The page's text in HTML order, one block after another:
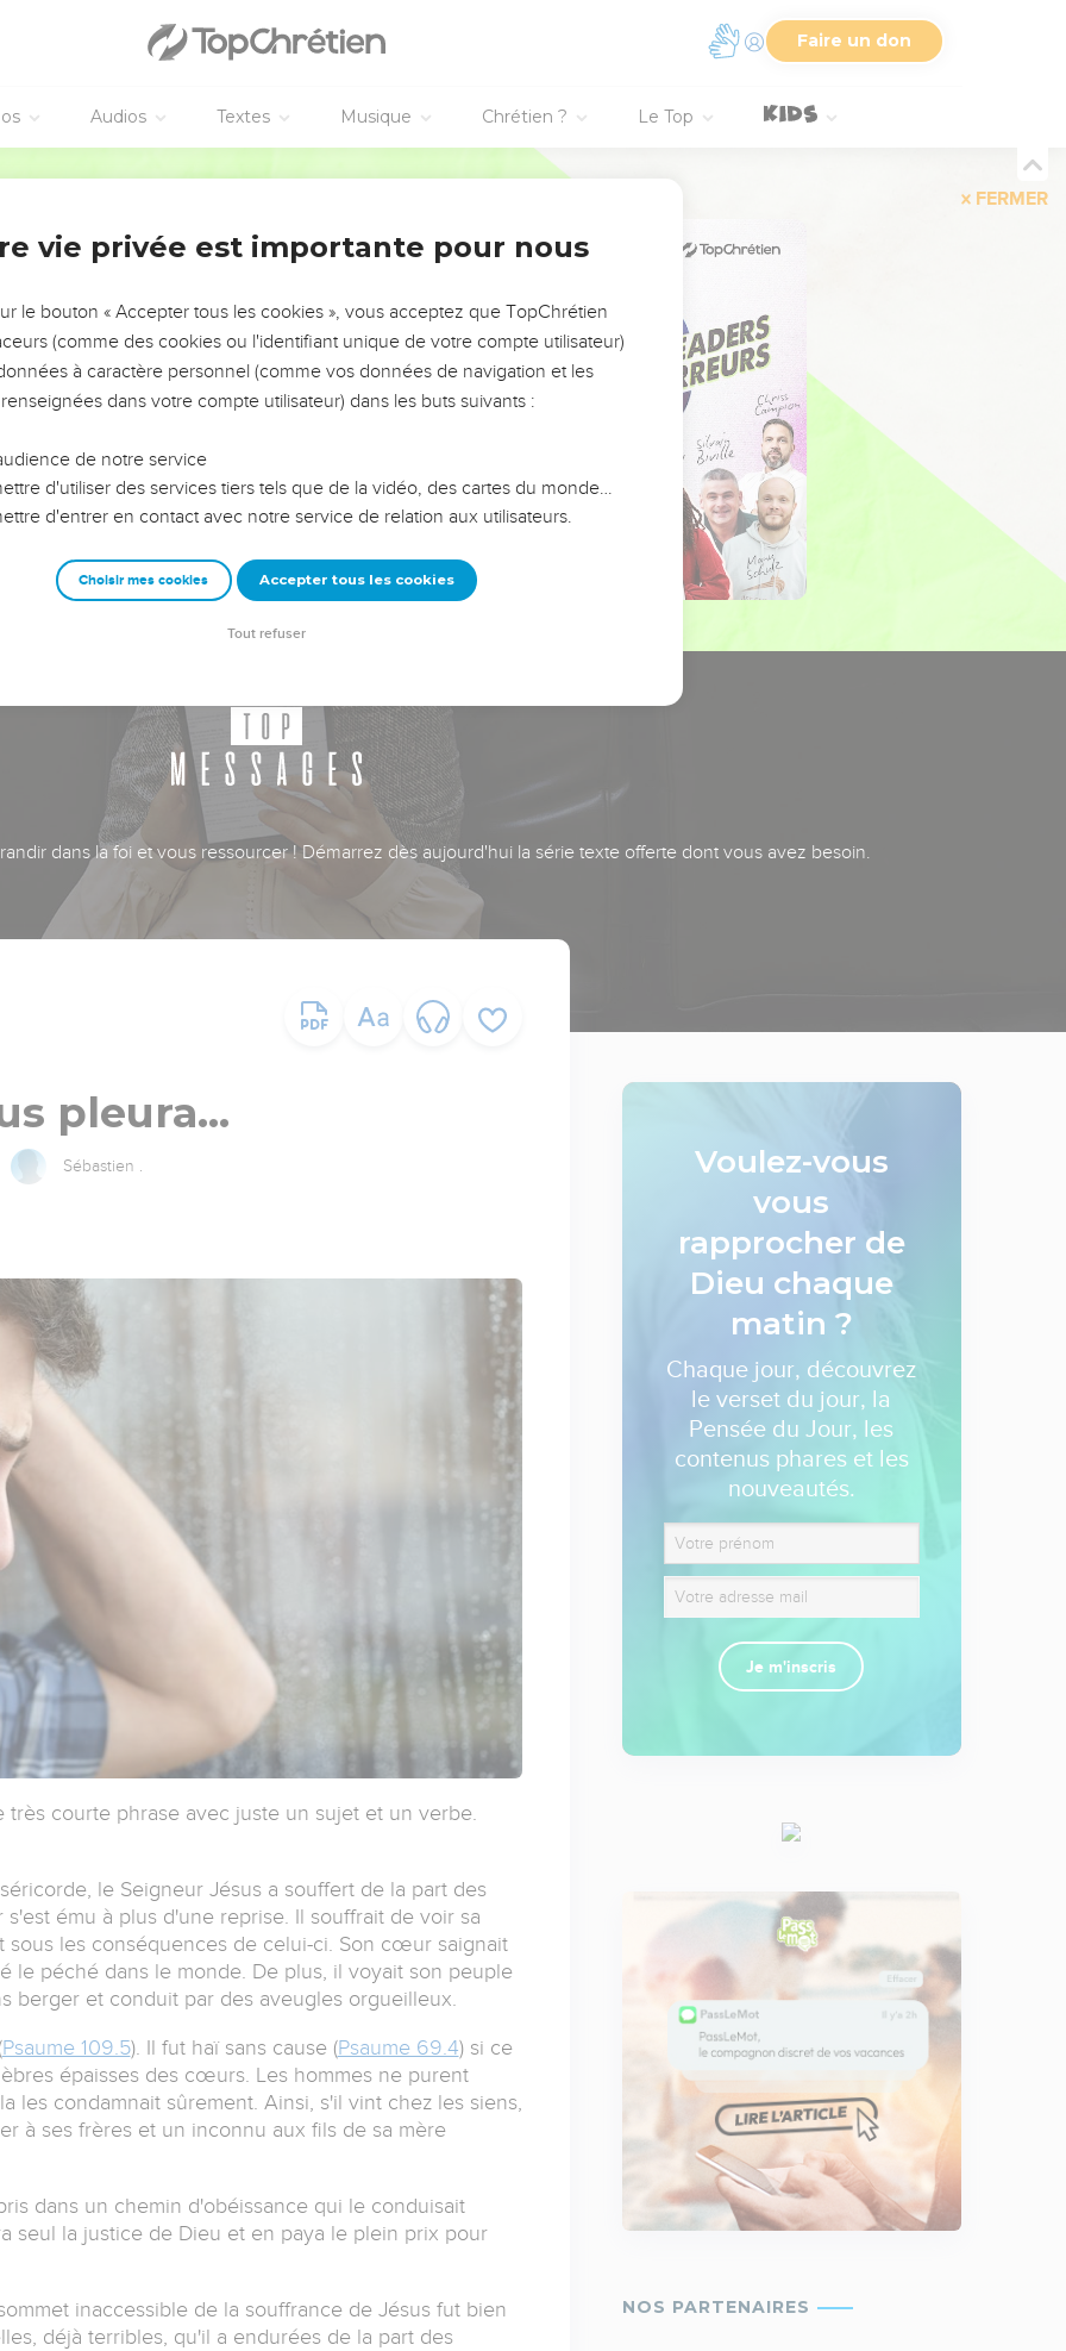
Faire un don
Audios Textes Musique Chrétien ? Le Top
FERMER
LES VOTRES ?
leur impact, leur foi ou leur vision. Mais on voit
qu'ils ont traversés, alors même que ce sont
et responsables reviennent sur les erreurs
avec plus de sagesse afin que leurs erreurs
ministère, une équipe, un groupe ou une famille,
dans la foi et vous ressourcer ! Démarrez dès aujourd'hui la série texte offerte dont vous avez besoin.
pleura...
Sébastien .
courte phrase avec juste un sujet et un verbe.
le Seigneur Jésus a souffert de la part des
ému à plus d'une reprise. Il souffrait de voir sa
les conséquences de celui-ci. Son cœur saignait
le péché dans le monde. De plus, il voyait son peuple
berger et conduit par des aveugles orgueilleux.
Psaume 109.5). Il fut haï sans cause (Psaume 69.4) si ce
épaisses des cœurs. Les hommes ne purent
les condamnait sûrement. Ainsi, s'il vint chez les siens,
à ses frères et un inconnu aux fils de sa mère
dans un chemin d'obéissance qui le conduisait
seul la justice de Dieu et en paya le plein prix pour
inaccessible de la souffrance de Jésus fut bien
déjà terribles, qu'il a endurées de la part des
Voulez-vous
vous
rapprocher de
Dieu chaque
matin ?
Chaque jour, découvrez
le verset du jour, la
Pensée du Jour, les
contenus phares et les
nouveautés.
Je m'inscris
vie privée est importante pour nous
le bouton « Accepter tous les cookies », vous acceptez que TopChrétien
(comme des cookies ou l'identifiant unique de votre compte utilisateur)
à caractère personnel (comme vos données de navigation et les
dans votre compte utilisateur) dans les buts suivants :
de notre service
d'utiliser des services tiers tels que de la vidéo, des cartes du monde…
d'entrer en contact avec notre service de relation aux utilisateurs.
Choisir mes cookies Accepter tous les cookies
Tout refuser